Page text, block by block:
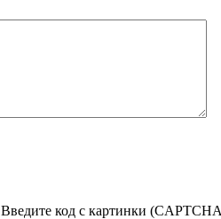
Введите код с картинки